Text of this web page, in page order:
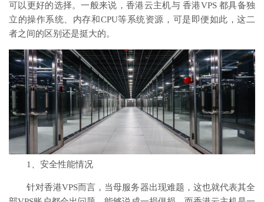
可以更好的选择。一般来说，香港云主机与 香港VPS 都具备独
立的操作系统、内存和CPU等系统资源，可是即便如此，这二
者之间的区别还是挺大的。
1、安全性能情况
针对香港VPS而言，当母服务器出现难题，这也就代表其全